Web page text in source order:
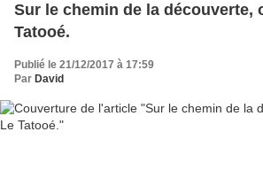
Sur le chemin de la découverte,
Tatooé.
Publié le 21/12/2017 à 17:59
Par David